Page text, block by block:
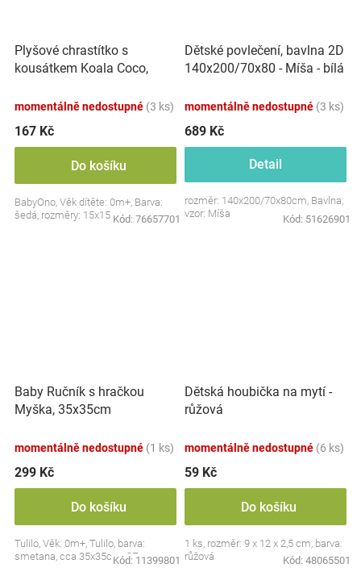
Plyšové chrastítko s
kousátkem Koala Coco,
momentálně nedostupné (3 ks)
167 Kč
Do košíku
BabyOno, Věk dítěte: 0m+, Barva:
šedá, rozměry: 15x15 cm.
Kód: 76657701
Dětské povlečení, bavlna 2D
140x200/70x80 - Míša - bílá
momentálně nedostupné (3 ks)
689 Kč
Detail
rozměr: 140x200/70x80cm, Bavlna,
vzor: Míša
Kód: 51626901
Baby Ručník s hračkou
Myška, 35x35cm
momentálně nedostupné (1 ks)
299 Kč
Do košíku
Tulilo, Věk: 0m+, Tulilo, barva:
smetana, cca 35x35cm, CE
Kód: 11399801
Dětská houbička na mytí -
růžová
momentálně nedostupné (6 ks)
59 Kč
Do košíku
1 ks, rozměr: 9 x 12 x 2,5 cm, barva:
růžová
Kód: 48065501